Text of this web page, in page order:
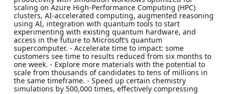
scaling on Azure High-Performance Computing (HPC)
clusters, AI-accelerated computing, augmented reasoning
using AI, integration with quantum tools to start
experimenting with existing quantum hardware, and
access in the future to Microsoft’s quantum
supercomputer. - Accelerate time to impact: some
customers see time to results reduced from six months to
one week. - Explore more materials with the potential to
scale from thousands of candidates to tens of millions in
the same timeframe. - Speed up certain chemistry
simulations by 500,000 times, effectively compressing